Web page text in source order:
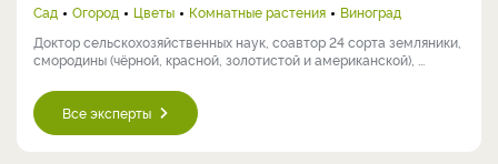
Сад Огород Цветы Комнатные растения
Виноград
Доктор сельскохозяйственных наук, соавтор 24 сорта земляники,
смородины (чёрной, красной, золотистой и американской), ...
Все эксперты